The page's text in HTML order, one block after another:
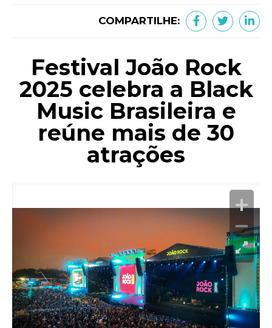
COMPARTILHE:
Festival João Rock
2025 celebra a Black
Music Brasileira e
reúne mais de 30
atrações